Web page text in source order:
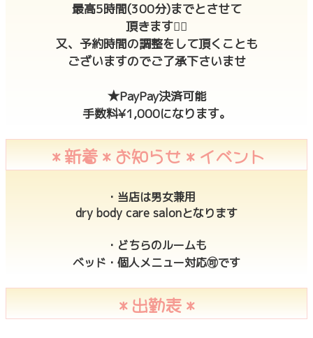
最高5時間(300分)までとさせて
頂きます🙇‍♀️
又、予約時間の調整をして頂くことも
ございますのでご了承下さいませ
★PayPay決済可能
手数料¥1,000になります。
＊新着＊お知らせ＊イベント
・当店は男女兼用
dry body care salonとなります
・どちらのルームも
ベッド・個人メニュー対応🉑です
＊出勤表＊